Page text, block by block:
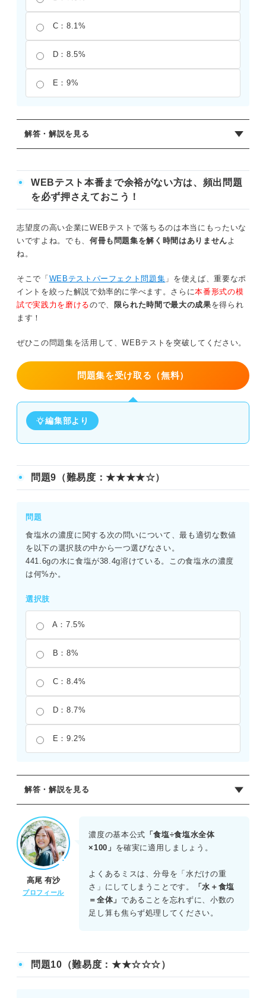
C：8.1%
D：8.5%
E：9%
解答・解説を見る
食塩と水の合計を分母として計算をおこなう。27/（333＋
27）×100＝27/360×100＝7.5%となる。分母が360となる
ため、九九を活用して約分をおこなうと計算がスムーズに
択肢を選んでしまうため、小数の扱いに注意して解答を導
き出すことが求められる。
WEBテスト本番まで余裕がない方は、頻出問題
を必ず押さえておこう！
志望度の高い企業にWEBテストで落ちるのは本当にもったいな
いですよね。でも、 何冊も問題集を解く時間はありません よ
ね。
そこで「 WEBテストパーフェクト問題集 」を使えば、重要なポ
イントを絞った解説で効率的に学べます。さらに本番形式の模
試で実践力を磨けるので、 限られた時間で最大の成果を得られ
ます！
ぜひこの問題集を活用して、WEBテストを突破してください。
問題集を受け取る（無料）
編集部より
問題9（難易度：★★★★☆）
問題
食塩水の濃度に関する次の問いについて、最も適切な数値
を以下の選択肢の中から一つ選びなさい。
441.6gの水に食塩が38.4g溶けている。この食塩水の濃度
は何%か。
選択肢
A：7.5%
B：8%
C：8.4%
D：8.7%
E：9.2%
解答・解説を見る
正解：B
数値に小数が含まれているが、解法のロジックは変わらな
い。38.4/（441.6＋38.4）×100＝38.4/480×100＝8%とな
る。まず分母を合計して端数がないかを確認することが重
要である。合計が480ときれいな数値になるため、あとは
38.4を4.8で割る計算に落ち着く。落ち着いて筆算をおこな
えば、正確な数値を出すことができる。
高尾 有沙
プロフィール
濃度の基本公式 「食塩÷食塩水全体
×100」 を確実に適用しましょう。
よくあるミスは、分母を「水だけの重
さ」にしてしまうことです。
「水＋食塩
＝全体」 であることを忘れずに、小数の
足し算も焦らず処理してください。
問題10（難易度：★★☆☆☆）